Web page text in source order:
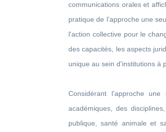
communications orales et
pratique de l’approche une
l'action collective pour le
des capacités, les aspects
unique au sein d'institutions à
Considérant l’approche
académiques, des
publique, santé animale et